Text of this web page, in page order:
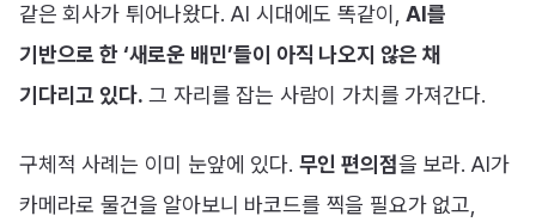
같은 회사가 튀어나왔다. AI 시대에도 똑같이,AI를
기반으로 한 ‘새로운 배민’들이 아직 나오지 않은 채
기다리고 있다. 그 자리를 잡는 사람이 가치를 가져간다.
구체적 사례는 이미 눈앞에 있다. 무인 편의점을 보라. AI가
카메라로 물건을 알아보니 바코드를 찍을 필요가 없고,